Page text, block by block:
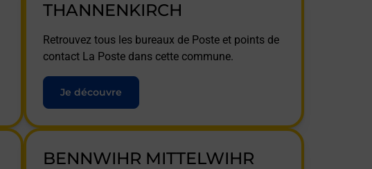
THANNENKIRCH
Retrouvez tous les bureaux de Poste et points de
contact La Poste dans cette commune.
Je découvre
BENNWIHR MITTELWIHR